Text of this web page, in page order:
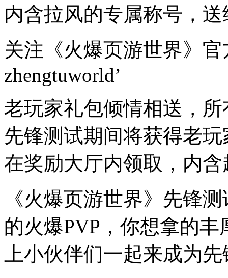
内含拉风的专属称号，
关注《火爆页游世界》
zhengtuworld’
老玩家礼包倾情相送，
先锋测试期间将获得老
在奖励大厅内领取，内
《火爆页游世界》先锋
的火爆PVP，你想拿的
上小伙伴们一起来成为